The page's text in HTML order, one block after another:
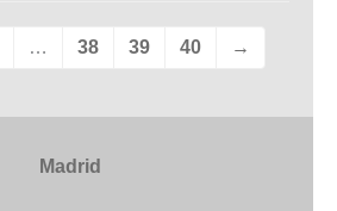
… 38 39 40 →
Madrid